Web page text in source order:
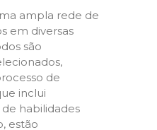
ampla rede de
em diversas
são
de
inclui
habilidades
estão